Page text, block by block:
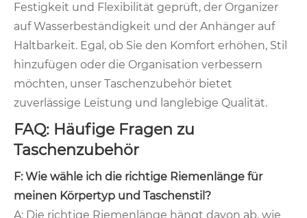
Festigkeit und Flexibilität geprüft, der Organizer
auf Wasserbeständigkeit und der Anhänger auf
Haltbarkeit. Egal, ob Sie den Komfort erhöhen, Stil
hinzufügen oder die Organisation verbessern
möchten, unser Taschenzubehör bietet
zuverlässige Leistung und langlebige Qualität.
FAQ: Häufige Fragen zu
Taschenzubehör
F: Wie wähle ich die richtige Riemenlänge für
meinen Körpertyp und Taschenstil?
A: Die richtige Riemenlänge hängt davon ab, wie